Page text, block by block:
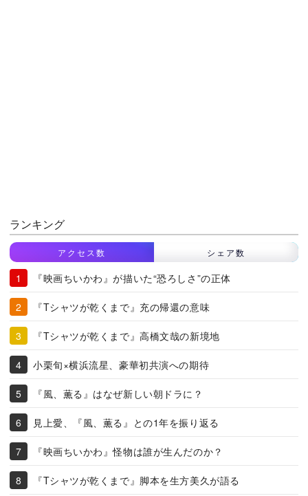
ランキング
アクセス数 シェア数
『映画ちいかわ』が描いた“恐ろしさ”の正体
『Tシャツが乾くまで』充の帰還の意味
『Tシャツが乾くまで』高橋文哉の新境地
小栗旬×横浜流星、豪華初共演への期待
『風、薫る』はなぜ新しい朝ドラに？
見上愛、『風、薫る』との1年を振り返る
『映画ちいかわ』怪物は誰が生んだのか？
『Tシャツが乾くまで』脚本を生方美久が語る